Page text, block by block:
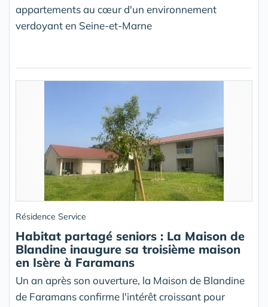
appartements au cœur d'un environnement
verdoyant en Seine-et-Marne
Résidence Service
Habitat partagé seniors : La Maison de
Blandine inaugure sa troisième maison
en Isère à Faramans
Un an après son ouverture, la Maison de Blandine
de Faramans confirme l'intérêt croissant pour